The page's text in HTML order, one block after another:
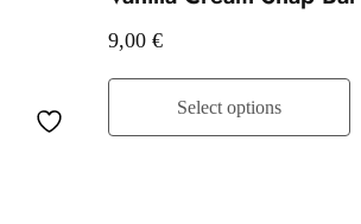
9,00 €
Select options